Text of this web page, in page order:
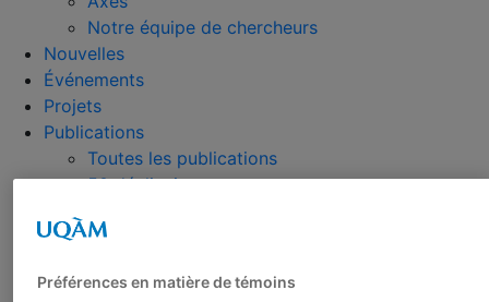
Notre équipe de chercheurs
Nouvelles
Événements
Projets
Publications
Toutes les publications
50 déclinaisons
Cahiers
Livres
Préférences en matière de témoins